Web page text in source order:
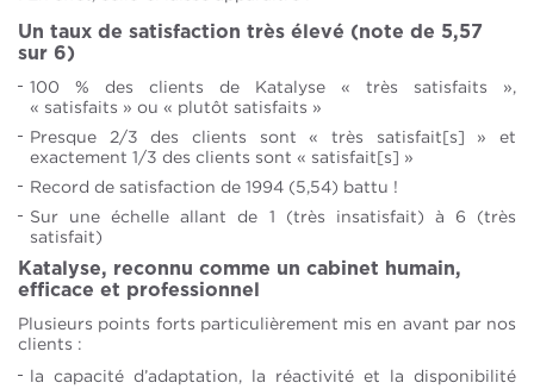
Un taux de satisfaction très élevé (note de 5,57
sur 6)
100 % des clients de Katalyse « très satisfaits »,
« satisfaits » ou « plutôt satisfaits »
Presque 2/3 des clients sont « très satisfait[s] » et
exactement 1/3 des clients sont « satisfait[s] »
Record de satisfaction de 1994 (5,54) battu !
Sur une échelle allant de 1 (très insatisfait) à 6 (très
satisfait)
Katalyse, reconnu comme un cabinet humain,
efficace et professionnel
Plusieurs points forts particulièrement mis en avant par nos
clients :
la capacité d’adaptation, la réactivité et la disponibilité